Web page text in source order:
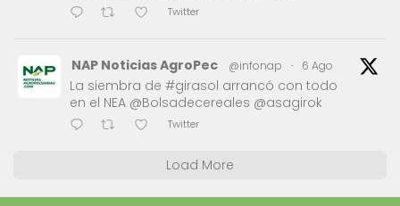
Twitter
NAP Noticias AgroPec @infonap · 6 Ago
La siembra de #girasol arrancó con todo
en el NEA @Bolsadecereales @asagirok
Twitter
Load More